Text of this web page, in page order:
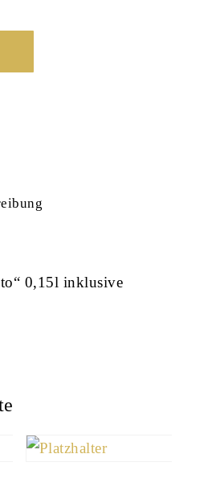
0,15l inklusive